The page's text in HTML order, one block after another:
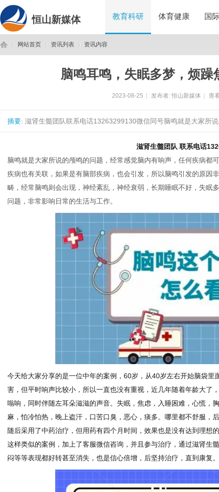
恒山新媒体 教育科研 体育健康 国
网站首页 资讯列表 资讯内容
脑鸣耳鸣，失眠多梦，烦
2023-08-25 发布者: 恒山新媒体 查
摘要: 滋肾生髓团队联系电话13263299130微信同号脑鸣就是大家所
滋肾生髓团队 联系电话
脑鸣就是大家所说的颅鸣的问题，经常感觉脑内有响声，任何疾病都
疾病也有关联，如果是有脑部疾病，也会引发，所以脑鸣引发的原因
畴，经常脑鸣则会出现，神经紊乱，神经衰弱，长期睡眠不好，失眠
问题，非常影响日常的生活与工作。
今天给大家分享的是一位中年的案例，60岁，从40岁左右开始脑袋
害，但平时响声比较小，所以一直也没有重视，近几年随着年龄大了
嗡响，同时伴随左耳朵滋滋的声音。失眠，焦虑，入睡困难，心慌，
麻，怕冷怕热，晚上盗汗，口苦口臭，恶心，痰多。哪里都不舒服，
随后采用了中药治疗，但用药有四个月时间，效果也是没有达到理想
这样类似的案例，加上了客服微信咨询，并且参与治疗，通过滋肾生
闷等等表现都好转甚至消失，也是信心倍增，后坚持治疗，直到康复。